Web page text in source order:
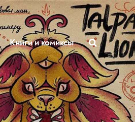
Книги и комиксы